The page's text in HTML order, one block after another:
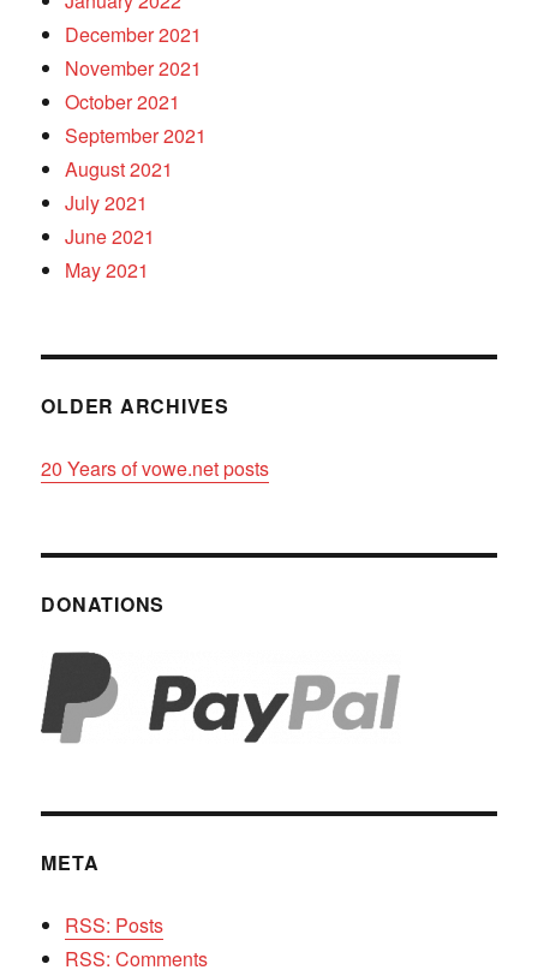
December 2021
November 2021
October 2021
September 2021
August 2021
July 2021
June 2021
May 2021
OLDER ARCHIVES
20 Years of vowe.net posts
DONATIONS
META
RSS: Posts
RSS: Comments